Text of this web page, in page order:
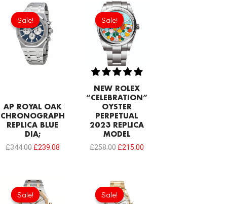
Sale!
Sale!
AP ROYAL OAK
CHRONOGRAPH
REPLICA BLUE
DIA;
£344.00
Original
price
was:
£344.00.
£239.08
Sale!
Sale!
NEW ROLEX
“CELEBRATION”
OYSTER
PERPETUAL
2023 REPLICA
MODEL
£258.00
Original
price
was:
£258.00.
£215.00
Sale!
Sale!
Original
price
was:
Sale!
Sale!
Original
price
was: